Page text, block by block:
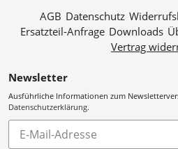
AGB Datenschutz
Ersatzteil-Anfrage Downloads
Vertrag
Newsletter
Ausführliche Informationen zum
Datenschutzerklärung.
Abonnieren